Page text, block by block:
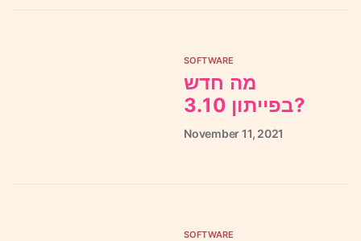
SOFTWARE
מה חדש
בפייתון 3.10?
November11, 2021
SOFTWARE